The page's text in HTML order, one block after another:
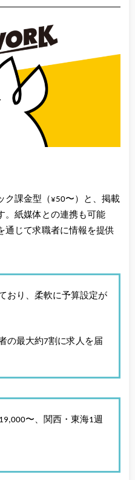
ク課金型（¥50〜）と、掲載
。紙媒体との連携も可能
通じて求職者に情報を提供
おり、柔軟に予算設定が
の最大約7割に求人を届
〜、関西・東海1週